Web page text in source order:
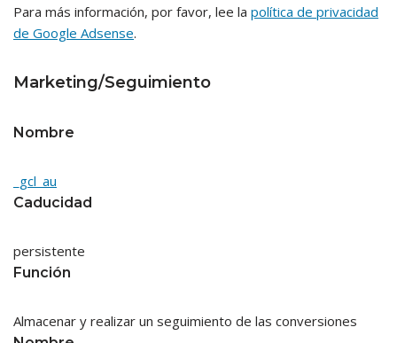
Para más información, por favor, lee la política de privacidad
de Google Adsense.
Marketing/Seguimiento
Nombre
_gcl_au
Caducidad
persistente
Función
Almacenar y realizar un seguimiento de las conversiones